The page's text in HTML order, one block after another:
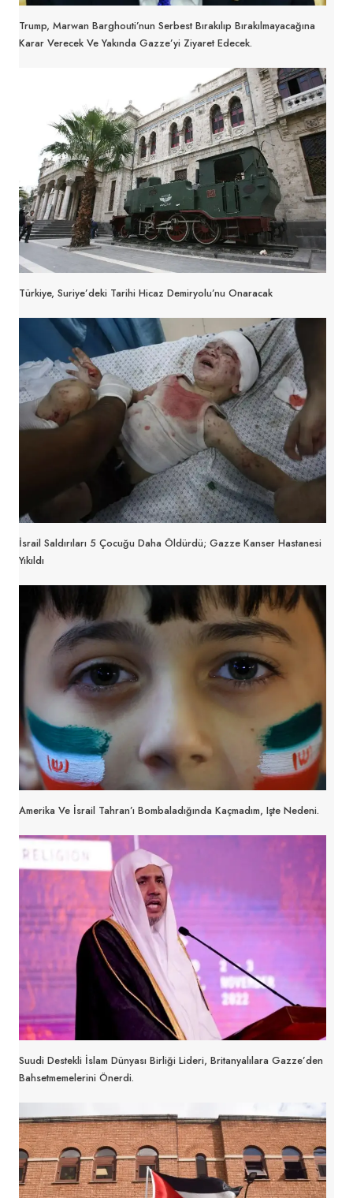
Trump, Marwan Barghouti’nun Serbest Bırakılıp Bırakılmayacağına
Karar Verecek Ve Yakında Gazze’yi Ziyaret Edecek.
Türkiye, Suriye’deki Tarihi Hicaz Demiryolu’nu Onaracak
İsrail Saldırıları 5 Çocuğu Daha Öldürdü; Gazze Kanser Hastanesi
Yıkıldı
Amerika Ve İsrail Tahran’ı Bombaladığında Kaçmadım, Işte Nedeni.
Suudi Destekli İslam Dünyası Birliği Lideri, Britanyalılara Gazze’den
Bahsetmemelerini Önerdi.